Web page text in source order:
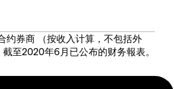
约券商 （按收入计算，不包括外
至2020年6月已公布的财务報表。